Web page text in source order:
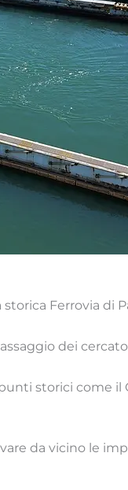
Ferrovia di
dei
storici come il
da vicino le